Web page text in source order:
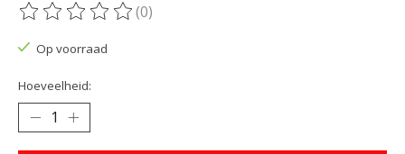
De beoordeling van dit product is
(0)
Op voorraad
Hoeveelheid: